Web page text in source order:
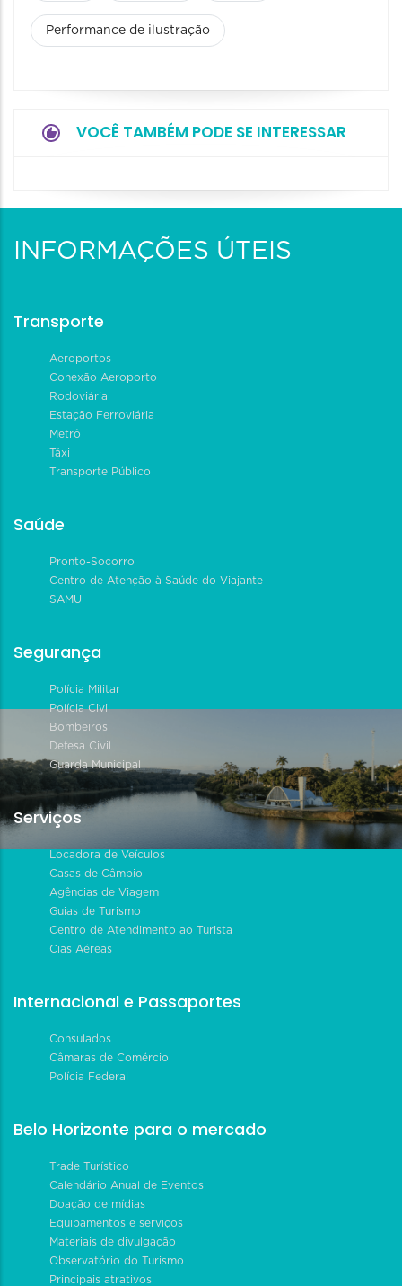
Performance de ilustração
VOCÊ TAMBÉM PODE SE INTERESSAR
INFORMAÇÕES ÚTEIS
Transporte
Aeroportos
Conexão Aeroporto
Rodoviária
Estação Ferroviária
Metrô
Táxi
Transporte Público
Saúde
Pronto-Socorro
Centro de Atenção à Saúde do Viajante
SAMU
Segurança
Polícia Militar
Polícia Civil
Bombeiros
Defesa Civil
Guarda Municipal
Serviços
Locadora de Veículos
Casas de Câmbio
Agências de Viagem
Guias de Turismo
Centro de Atendimento ao Turista
Cias Aéreas
Internacional e Passaportes
Consulados
Câmaras de Comércio
Polícia Federal
Belo Horizonte para o mercado
Trade Turístico
Calendário Anual de Eventos
Doação de mídias
Equipamentos e serviços
Materiais de divulgação
Observatório do Turismo
Principais atrativos